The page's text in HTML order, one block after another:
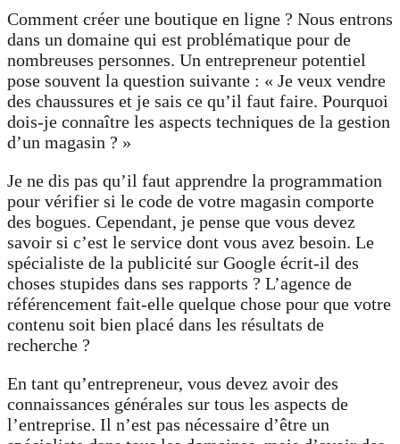
Comment créer une boutique en ligne ? Nous entrons
dans un domaine qui est problématique pour de
nombreuses personnes. Un entrepreneur potentiel
pose souvent la question suivante : « Je veux vendre
des chaussures et je sais ce qu’il faut faire. Pourquoi
dois-je connaître les aspects techniques de la gestion
d’un magasin ? »
Je ne dis pas qu’il faut apprendre la programmation
pour vérifier si le code de votre magasin comporte
des bogues. Cependant, je pense que vous devez
savoir si c’est le service dont vous avez besoin. Le
spécialiste de la publicité sur Google écrit-il des
choses stupides dans ses rapports ? L’agence de
référencement fait-elle quelque chose pour que votre
contenu soit bien placé dans les résultats de
recherche ?
En tant qu’entrepreneur, vous devez avoir des
connaissances générales sur tous les aspects de
l’entreprise. Il n’est pas nécessaire d’être un